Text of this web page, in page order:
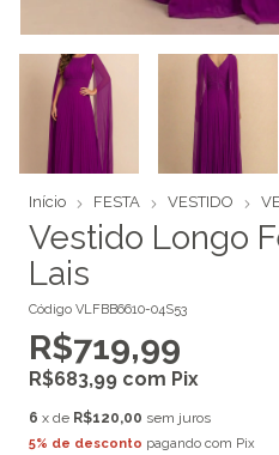
Início FESTA VESTIDO
Vestido Longo
Lais
Código VLFBB6610-04S53
R$719,99
R$683,99 com Pix
6 x de R$120,00 sem juros
5% de desconto pagando com Pix